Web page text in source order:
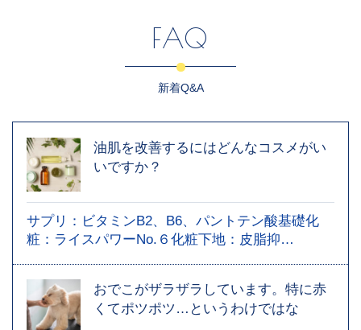
FAQ
新着Q&A
油肌を改善するにはどんなコスメがい
いですか？
サプリ：ビタミンB2、B6、パントテン酸基礎化
粧：ライスパワーNo.６化粧下地：皮脂抑…
おでこがザラザラしています。特に赤
くてポツポツ…というわけではな